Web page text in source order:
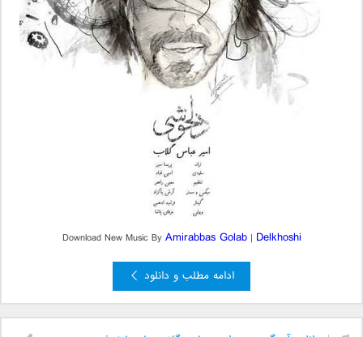
Download New Music ByAmirabbas Golab| Delkhoshi
ادامه مطلب و دانلود